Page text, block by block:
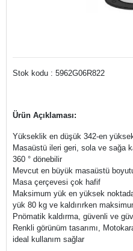
Stok kodu : 5962G06R822
Ürün Açıklaması:
Yükseklik en düşük 342-en
Masaüstü ileri geri, sola ve sağa
360 ° dönebilir
Mevcut en büyük masaüstü
Masa çerçevesi çok hafif
Maksimum yük en yüksek
yük 80 kg ve kaldırırken
Pnömatik kaldırma, güvenli ve
Renkli görünüm tasarımı,
ideal kullanım sağlar